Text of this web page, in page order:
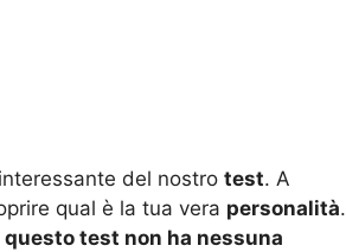
del nostro test. A
qual è la tua vera personalità.
questo test non ha nessuna